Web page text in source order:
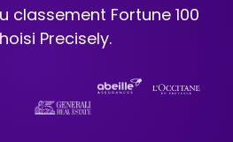
classement Fortune 100
Precisely.